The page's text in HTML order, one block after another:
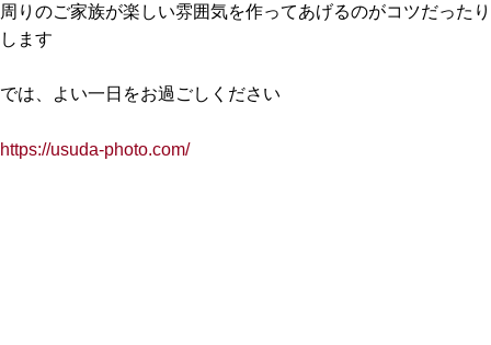
周りのご家族が楽しい雰囲気を作ってあげるのがコツだったり
します
では、よい一日をお過ごしください
https://usuda-photo.com/